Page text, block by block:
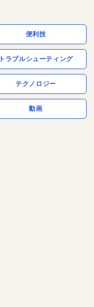
便利技
トラブルシューティング
テクノロジー
動画